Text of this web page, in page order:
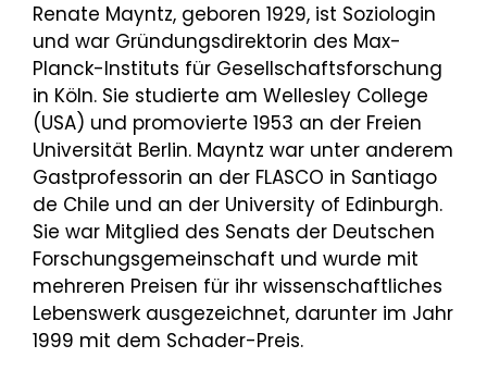
Renate Mayntz, geboren 1929, ist Soziologin
und war Gründungsdirektorin des Max-
Planck-Instituts für Gesellschaftsforschung
in Köln. Sie studierte am Wellesley College
(USA) und promovierte 1953 an der Freien
Universität Berlin. Mayntz war unter anderem
Gastprofessorin an der FLASCO in Santiago
de Chile und an der University of Edinburgh.
Sie war Mitglied des Senats der Deutschen
Forschungsgemeinschaft und wurde mit
mehreren Preisen für ihr wissenschaftliches
Lebenswerk ausgezeichnet, darunter im Jahr
1999 mit dem Schader-Preis.